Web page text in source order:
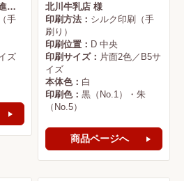
（一社）石巻圏観光推進機構様
手
ズ
北川牛乳店 様
印刷方法： シルク印刷（手
刷り）
印刷位置： D 中央
印刷サイズ： 片面2色／B5サ
イズ
本体色： 白
印刷色： 黒（No.1）・朱
（No.5）
商品ページへ